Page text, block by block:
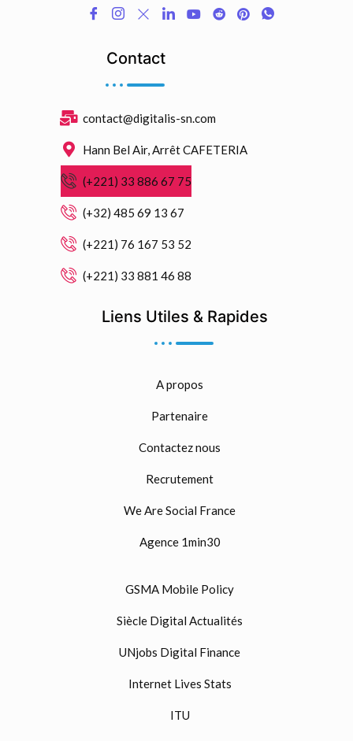
Contact
contact@digitalis-sn.com
Hann Bel Air, Arrêt CAFETERIA
(+221) 33 886 67 75
(+32) 485 69 13 67
(+221) 76 167 53 52
(+221) 33 881 46 88
Liens Utiles & Rapides
A propos
Partenaire
Contactez nous
Recrutement
We Are Social France
Agence 1min30
GSMA Mobile Policy
Siècle Digital Actualités
UNjobs Digital Finance
Internet Lives Stats
ITU